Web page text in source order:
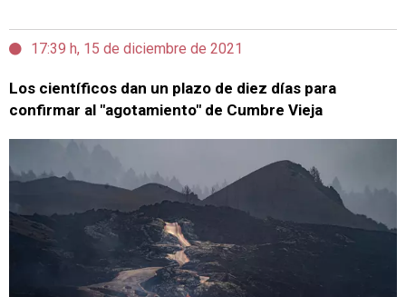
17:39 h, 15 de diciembre de 2021
Los científicos dan un plazo de diez días para
confirmar al "agotamiento" de Cumbre Vieja